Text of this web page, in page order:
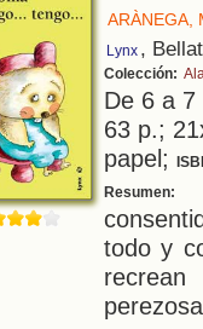
ARÀNEGA,
Lynx ,
Colección:
De 6 a
63 p.;
papel;
Resumen:
todo y